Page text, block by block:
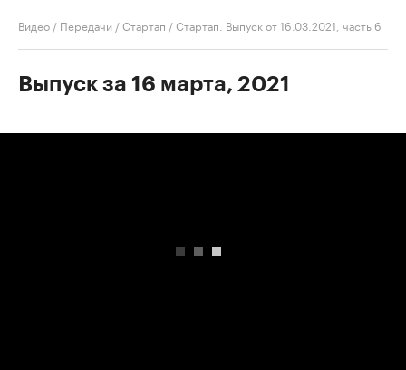
Видео / Передачи /Стартап /Стартап. Выпуск от 16.03.2021, часть 6
Выпуск за 16 марта, 2021